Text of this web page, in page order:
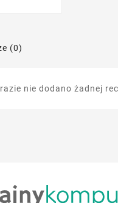
(0)
nie dodano żadnej